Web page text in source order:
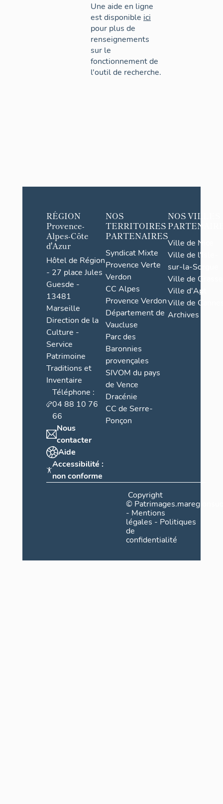
Une aide en ligne
est disponible ici
pour plus de
renseignements
sur le
fonctionnement de
l'outil de recherche.
RÉGION
Provence-
Alpes-Côte
d'Azur
Hôtel de Région
- 27 place Jules
Guesde -
13481
Marseille
Direction de la
Culture -
Service
Patrimoine
Traditions et
Inventaire
Téléphone :
04 88 10 76
66
Nous
contacter
Aide
Accessibilité :
non conforme
NOS
TERRITOIRES
PARTENAIRES
Syndicat Mixte
Provence Verte
Verdon
CC Alpes
Provence Verdon
Département de
Vaucluse
Parc des
Baronnies
provençales
SIVOM du pays
de Vence
Dracénie
CC de Serre-
Ponçon
NOS VILLES
Ville de Nice
Ville de l'Isle-
sur-la-Sorgue
Ville de Grasse
Ville d'Apt
Ville de
Archives
Copyright
©
- Mentions
légales - Politiques
de
confidentialité